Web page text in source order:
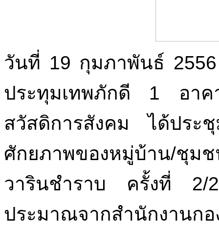
วันที่ 19 กุมภาพันธ์
ประทุมเทพภักดี 1 อา
สวัสดิการสังคม ได้ประ
ศักยภาพของหมู่บ้าน/ชุม
วารินชำราบ ครั้งที่ 2/
ประมาณจากสำนักงานก